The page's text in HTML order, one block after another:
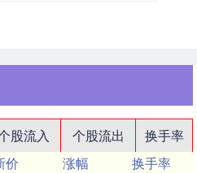
股流入 个股流出
换手率
价 涨幅
换手率